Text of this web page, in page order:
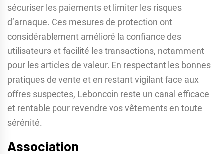
sécuriser les paiements et limiter les risques
d’arnaque. Ces mesures de protection ont
considérablement amélioré la confiance des
utilisateurs et facilité les transactions, notamment
pour les articles de valeur. En respectant les bonnes
pratiques de vente et en restant vigilant face aux
offres suspectes, Leboncoin reste un canal efficace
et rentable pour revendre vos vêtements en toute
sérénité.
Association